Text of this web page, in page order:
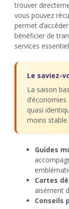
trouver
vous pouvez
permet
bénéficier de
services
Le saviez-
La saison
quasi
moins stable.
Guides
Cartes
aisément
Conseils